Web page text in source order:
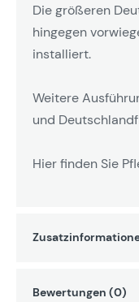
Die größeren
hingegen
installiert.
Weitere
und
Hier finden Sie
Bewertungen (0)